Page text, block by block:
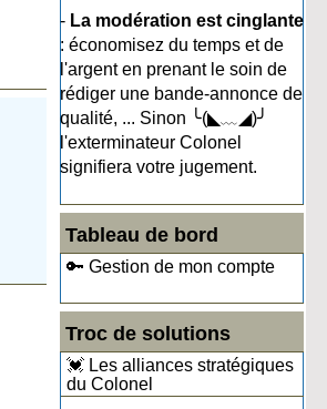
- La modération est cinglante
: économisez du temps et de
l'argent en prenant le soin de
rédiger une bande-annonce de
qualité, ... Sinon ╰(◣﹏◢)╯
l'exterminateur Colonel
signifiera votre jugement.
Tableau de bord
🔑 Gestion de mon compte
Troc de solutions
💓 Les alliances stratégiques
du Colonel